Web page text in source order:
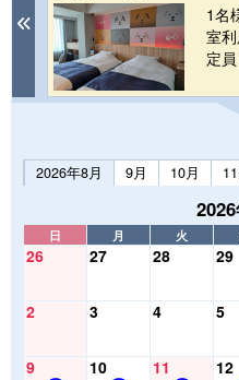
Previous
1名
室
定
2026年8月
9月 10月
日 月 火
26 27 28 29
2 3 4 5
9 10 11 12